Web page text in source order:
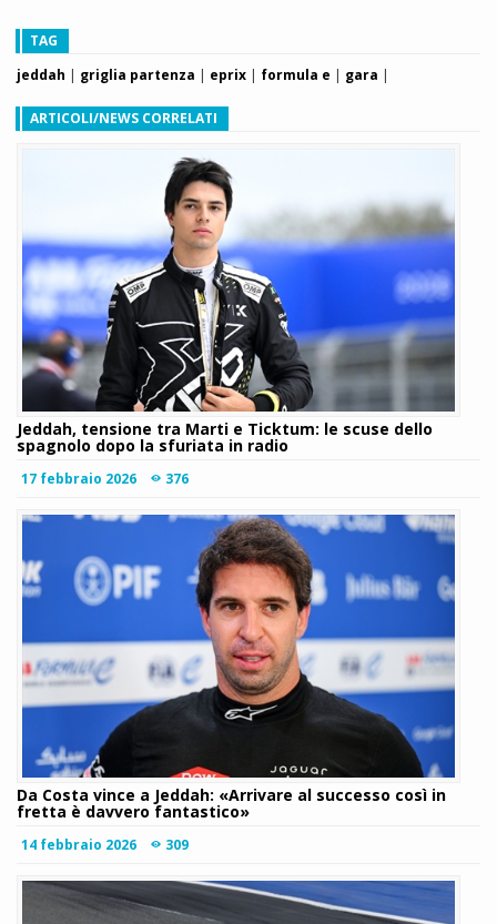
TAG
jeddah | griglia partenza | eprix | formula e | gara |
ARTICOLI/NEWS CORRELATI
Jeddah, tensione tra Marti e Ticktum: le scuse dello
spagnolo dopo la sfuriata in radio
17 febbraio 2026 376
Da Costa vince a Jeddah: «Arrivare al successo così in
fretta è davvero fantastico»
14 febbraio 2026 309